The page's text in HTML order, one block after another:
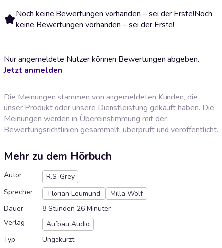
Noch keine Bewertungen vorhanden – sei der Erste!Noch
keine Bewertungen vorhanden – sei der Erste!
Nur angemeldete Nutzer können Bewertungen abgeben.
Jetzt anmelden
Die Meinungen stammen von angemeldeten Kunden, die
unser Produkt oder unsere Dienstleistung gekauft haben. Die
Meinungen werden in Übereinstimmung mit den
Bewertungsrichtlinien gesammelt, überprüft und veröffentlicht.
Mehr zu dem Hörbuch
Autor
R.S. Grey
Sprecher
Florian Leumund
Milla Wolf
Dauer
8 Stunden 26 Minuten
Verlag
Aufbau Audio
Typ
Ungekürzt